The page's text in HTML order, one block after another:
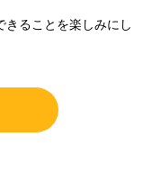
きることを楽しみにし